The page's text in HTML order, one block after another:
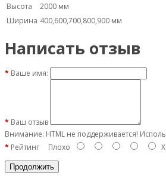
Высота
2000 мм
Ширина 400,600,700,800,900 мм
Написать отзыв
Ваше имя:
Ваш отзыв
Внимание: HTML не поддерживается!
Рейтинг Плохо
Продолжить